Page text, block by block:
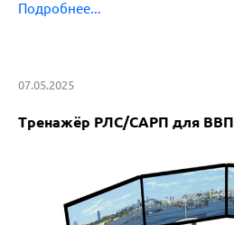
Подробнее...
07.05.2025
Тренажёр РЛС/САРП для ВВП